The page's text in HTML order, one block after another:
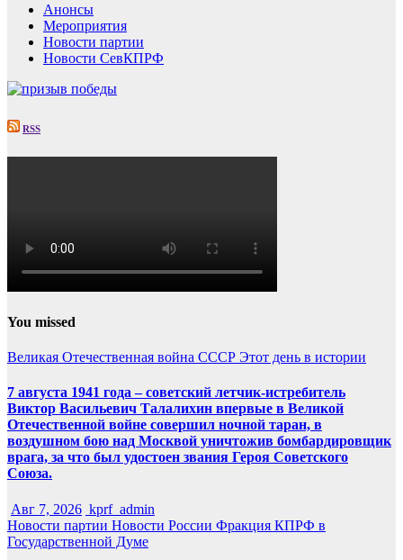
Анонсы
Мероприятия
Новости партии
Новости СевКПРФ
RSS
You missed
Великая Отечественная война СССР Этот день в истории
7 августа 1941 года – советский летчик-истребитель
Виктор Васильевич Талалихин впервые в Великой
Отечественной войне совершил ночной таран, в
воздушном бою над Москвой уничтожив бомбардировщик
врага, за что был удостоен звания Героя Советского
Союза.
Авг 7, 2026 kprf_admin
Новости партии Новости России Фракция КПРФ в
Государственной Думе